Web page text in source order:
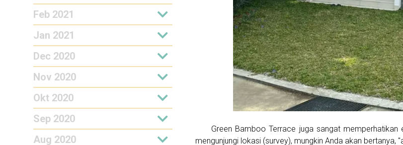
Feb 2021
Jan 2021
Dec 2020
Nov 2020
Okt 2020
Sep 2020
Aug 2020
Green Bamboo Terrace juga sangat
mengunjungi lokasi (survey), mungkin Anda akan bertanya,